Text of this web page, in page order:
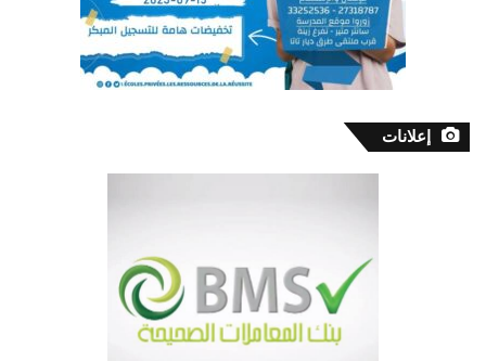
إعلانات